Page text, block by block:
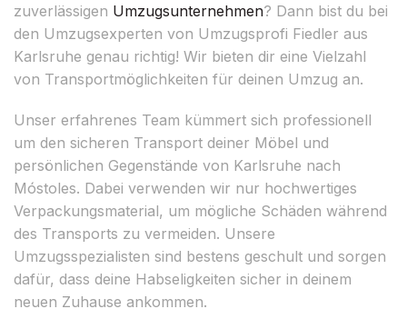
zuverlässigen Umzugsunternehmen? Dann bist du bei
den Umzugsexperten von Umzugsprofi Fiedler aus
Karlsruhe genau richtig! Wir bieten dir eine Vielzahl
von Transportmöglichkeiten für deinen Umzug an.
Unser erfahrenes Team kümmert sich professionell
um den sicheren Transport deiner Möbel und
persönlichen Gegenstände von Karlsruhe nach
Móstoles. Dabei verwenden wir nur hochwertiges
Verpackungsmaterial, um mögliche Schäden während
des Transports zu vermeiden. Unsere
Umzugsspezialisten sind bestens geschult und sorgen
dafür, dass deine Habseligkeiten sicher in deinem
neuen Zuhause ankommen.